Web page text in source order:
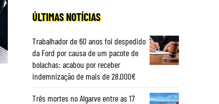
ÚLTIMAS NOTÍCIAS
Trabalhador de 60 anos foi despedido
da Ford por causa de um pacote de
bolachas: acabou por receber
indemnização de mais de 28.000€
Três mortes no Algarve entre as 17